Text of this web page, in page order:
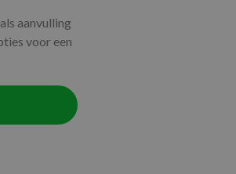
aanvulling
voor een